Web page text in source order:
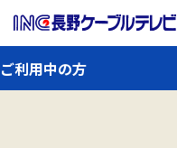
ご利用中の方